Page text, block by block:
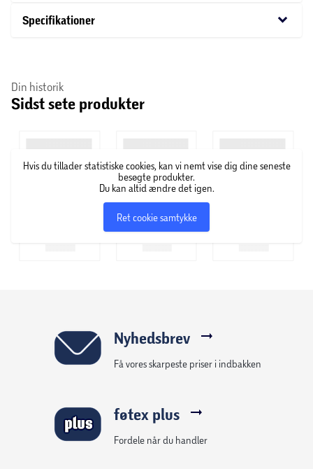
chefredaktør Henrik Moll (Nicolas Bro), beder ham dække
selve fundamentet for vores samfund.
Specifikationer keyboard_arrow_down
Din historik
Sidst sete produkter
Hvis du tillader statistiske cookies, kan vi nemt vise dig dine seneste
besøgte produkter.
Du kan altid ændre det igen.
Ret cookie samtykke
Nyhedsbrev
Få vores skarpeste priser i indbakken
føtex plus
Fordele når du handler